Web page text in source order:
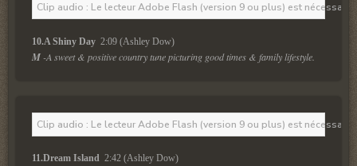
Clip audio : Le lecteur Adobe Flash (version 9 ou plus) est
10.A Shiny Day 2:09 (Ashley Dow)
M -A sweet & positive country tune picturing good times & family lifestyle.
Clip audio : Le lecteur Adobe Flash (version 9 ou plus) est
11.Dream Island 2:42 (Ashley Dow)